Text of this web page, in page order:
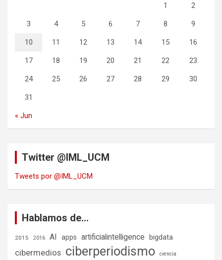
1 2
3 4 5 6 7 8 9
10 11 12 13 14 15 16
17 18 19 20 21 22 23
24 25 26 27 28 29 30
31
« Jun
Twitter @IML_UCM
Tweets por @IML_UCM
Hablamos de…
2015 2016 AI apps artificialintelligence bigdata
cibermedios ciberperiodismo ciencia